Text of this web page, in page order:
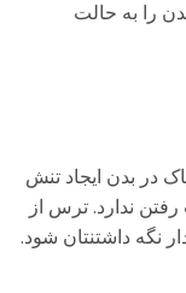
را به حالت
در بدن ایجاد تنش
ندارد. ترس از
نگه داشتنتان شود.